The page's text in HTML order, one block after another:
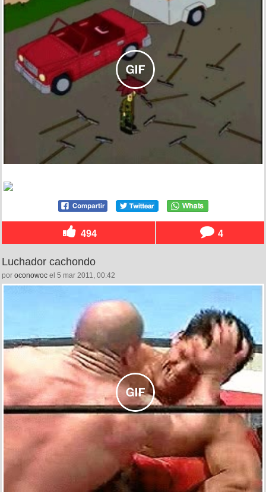
494 4
Luchador cachondo
por oconowoc el 5 mar 2011, 00:42